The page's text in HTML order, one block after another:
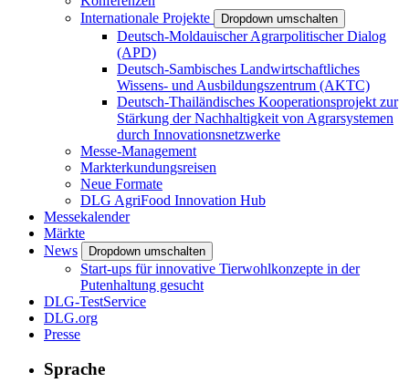
Internationale Projekte
Dropdown umschalten
Deutsch-Moldauischer Agrarpolitischer Dialog
(APD)
Deutsch-Sambisches Landwirtschaftliches
Wissens- und Ausbildungszentrum (AKTC)
Deutsch-Thailändisches Kooperationsprojekt zur
Stärkung der Nachhaltigkeit von Agrarsystemen
durch Innovationsnetzwerke
Messe-Management
Markterkundungsreisen
Neue Formate
DLG AgriFood Innovation Hub
Messekalender
Märkte
News
Dropdown umschalten
Start-ups für innovative Tierwohlkonzepte in der
Putenhaltung gesucht
DLG-TestService
DLG.org
Presse
Sprache